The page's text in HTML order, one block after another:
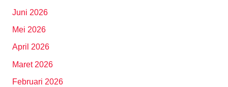
Juni 2026
Mei 2026
April 2026
Maret 2026
Februari 2026